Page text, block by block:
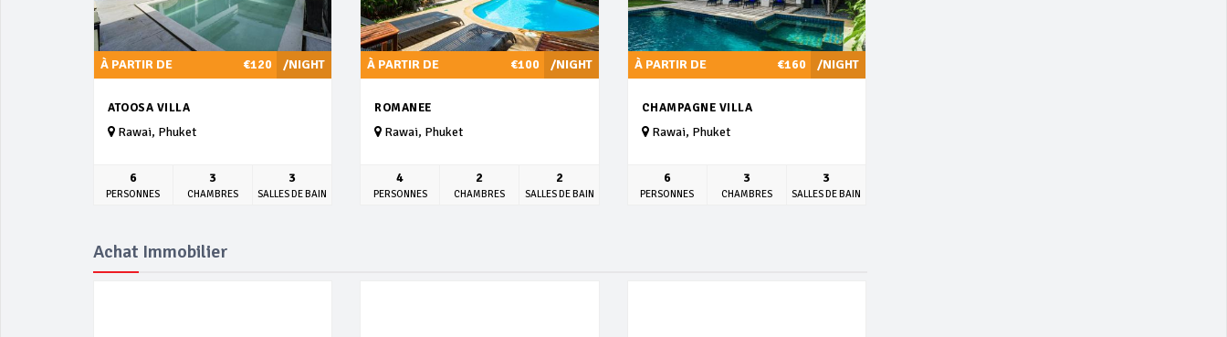
/NIGHT
À PARTIR DE €120
ATOOSA VILLA
Rawai, Phuket
6
PERSONNES
3
CHAMBRES
3
SALLES DE BAIN
/NIGHT
À PARTIR DE €100
ROMANEE
Rawai, Phuket
4
PERSONNES
2
CHAMBRES
2
SALLES DE BAIN
/NIGHT
À PARTIR DE €160
CHAMPAGNE VILLA
Rawai, Phuket
6
PERSONNES
3
CHAMBRES
3
SALLES DE BAIN
Achat Immobilier